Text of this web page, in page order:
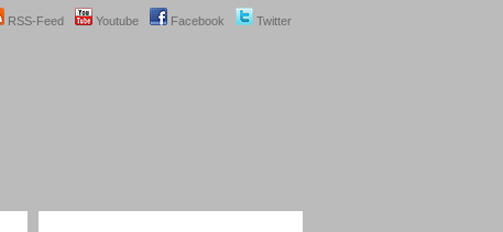
Twitter
Facebook
Youtube
RSS-Feed